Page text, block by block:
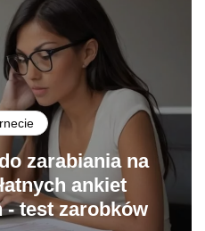
zarabiania na
ankiet
test zarobków